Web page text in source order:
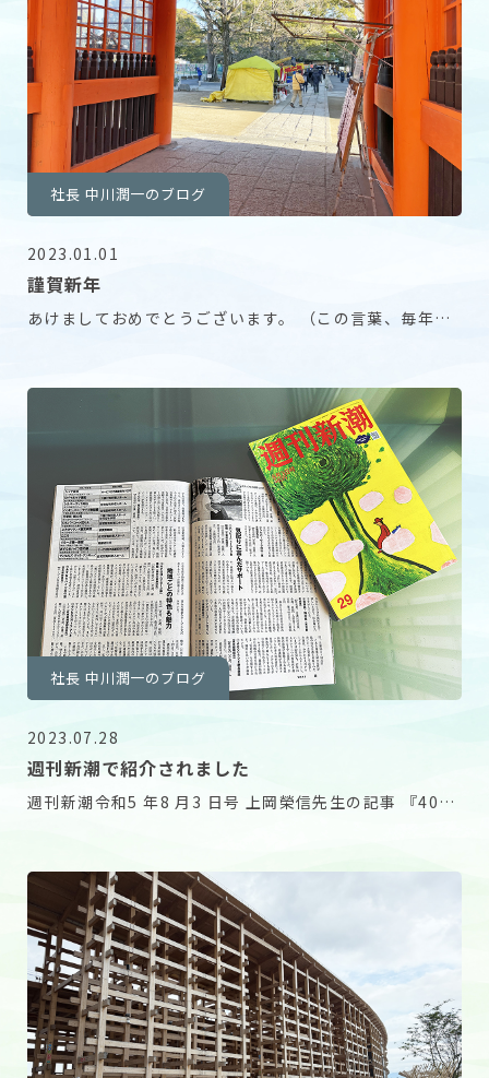
社長 中川潤一のブログ
2023.01.01
謹賀新年
あけましておめでとうございます。 （この言葉、毎年申
社長 中川潤一のブログ
2023.07.28
週刊新潮で紹介されました
週刊新潮令和5 年8 月3 日号 上岡榮信先生の記事 『4000